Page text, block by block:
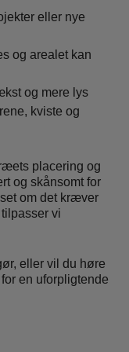
eller nye
og arealet kan
og mere lys
kviste og
placering og
og skånsomt for
om det kræver
vi
eller vil du høre
en uforpligtende